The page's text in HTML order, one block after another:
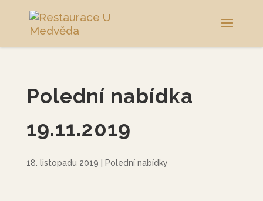
Polední nabídka
19.11.2019
18. listopadu 2019 Polední nabídky